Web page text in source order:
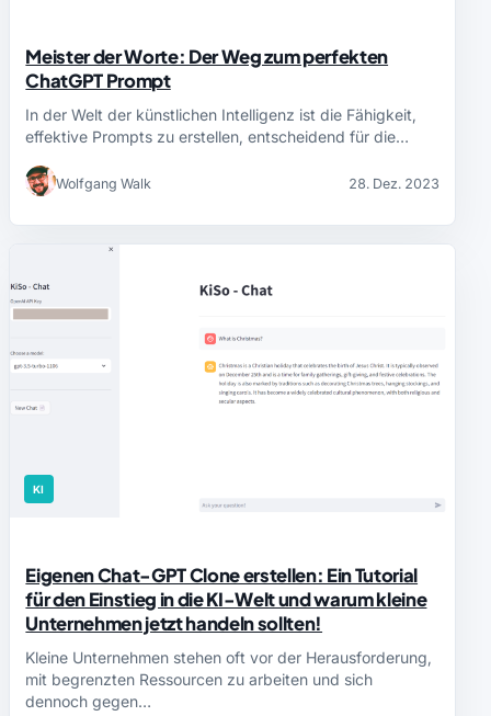
Meister der Worte: Der Weg zum perfekten
ChatGPT Prompt
In der Welt der künstlichen Intelligenz ist die Fähigkeit,
effektive Prompts zu erstellen, entscheidend für die…
Wolfgang Walk 28. Dez. 2023
KI
Eigenen Chat-GPT Clone erstellen: Ein Tutorial
für den Einstieg in die KI-Welt und warum kleine
Unternehmen jetzt handeln sollten!
Kleine Unternehmen stehen oft vor der Herausforderung,
mit begrenzten Ressourcen zu arbeiten und sich
dennoch gegen…